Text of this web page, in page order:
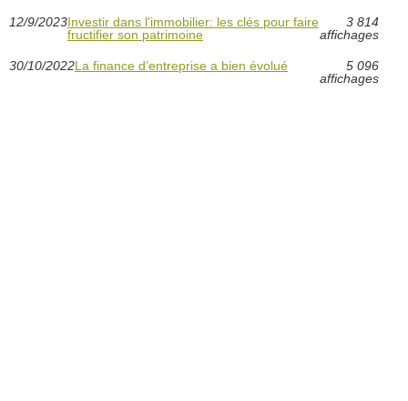
12/9/2023Investir dans l'immobilier: les clés pour faire
fructifier son patrimoine
3 814
affichages
30/10/2022La finance d’entreprise a bien évolué
5 096
affichages